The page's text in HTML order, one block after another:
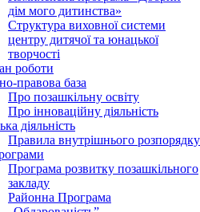
дім мого дитинства»
Структура виховної системи
центру дитячої та юнацької
творчості
роботи
правова база
Про позашкільну освіту
Про інноваційну діяльність
діяльність
Правила внутрішнього розпорядку
Програма розвитку позашкільного
закладу
Районна Програма